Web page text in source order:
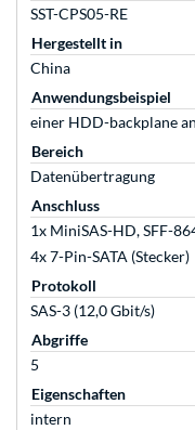
SST-CPS05-RE
Hergestellt in
China
Anwendungsbeispiel
einer HDD-backplane
Bereich
Datenübertragung
Anschluss
1x MiniSAS-HD, SFF-
4x 7-Pin-SATA (Stecker)
Protokoll
SAS-3 (12,0 Gbit/s)
Abgriffe
5
Eigenschaften
intern